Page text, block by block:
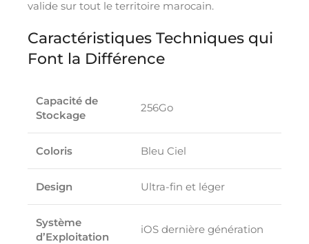
valide sur tout le territoire marocain.
Caractéristiques Techniques qui
Font la Différence
Capacité de
Stockage
256Go
Coloris Bleu Ciel
Design Ultra-fin et léger
Système
d’Exploitation
iOS dernière génération